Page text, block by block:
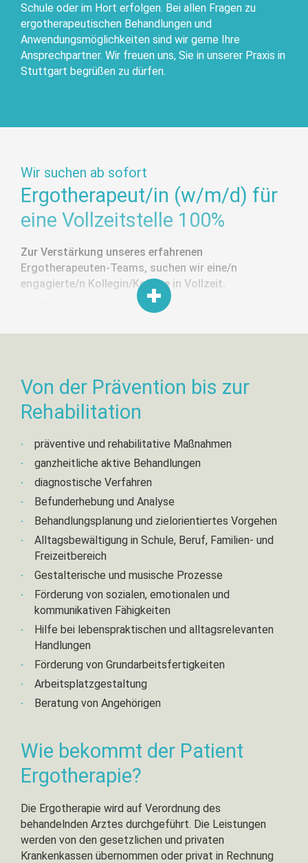
Schule oder im Hort erfolgen. Bei allen Fragen zu
ergotherapeutischen Behandlungen und
Anwendungsmöglichkeiten sind wir gerne Ihre
Ansprechpartner. Wir freuen uns, Sie in unserer Praxis in
Stuttgart begrüßen zu dürfen.
Wir suchen ab sofort
Ergotherapeut/in (w/m/d) für
eine Vollzeitstelle 100%
Zur Verstärkung unseres erfahrenen
Ergotherapeuten-Teams, suchen wir eine/n
engagierte/n Kollegin/Kollege in Vollzeit.
Der Schwerpunkt der ergotherapeutischen
Hausbesuchen, sowie in zwei Pflegeheimen, im Raum
Stuttgart.
Wiedereinsteiger z.B. nach Elternzeit ein.
Unser freundliches Team besteht aktuell aus 2
Therapeutinnen und 1 Therapeuten!
Ihr Profil:
abgeschlossene Berufsausbildung zum
Ergotherapeuten (w/m/d)
im Umgang mit Menschen sind Ihnen Empathie,
Geduld und Freundlichkeit eine
Herzensangelegenheit
ihre Mitarbeit umfasst die therapeutische
Befunderhebung, die Behandlungsplanung, die
Therapie und deren Dokumentation
sie mögen eigenständiges Arbeiten und sind in der
des Patienten auch die Kontaktaufnahme zu den
Das bietet Ihnen ihr neuer Arbeitsplatz:
ein unbefristetes Arbeitsverhältnis
bezahlte Einarbeitungszeit
Von der Prävention bis zur
Rehabilitation
präventive und rehabilitative Maßnahmen
ganzheitliche aktive Behandlungen
diagnostische Verfahren
Befunderhebung und Analyse
Behandlungsplanung und zielorientiertes Vorgehen
Alltagsbewältigung in Schule, Beruf, Familien- und
Freizeitbereich
Gestalterische und musische Prozesse
Förderung von sozialen, emotionalen und
kommunikativen Fähigkeiten
Hilfe bei lebenspraktischen und alltagsrelevanten
Handlungen
Förderung von Grundarbeitsfertigkeiten
Arbeitsplatzgestaltung
Beratung von Angehörigen
Wie bekommt der Patient
Ergotherapie?
Die Ergotherapie wird auf Verordnung des
behandelnden Arztes durchgeführt. Die Leistungen
werden von den gesetzlichen und privaten
Krankenkassen übernommen oder privat in Rechnung